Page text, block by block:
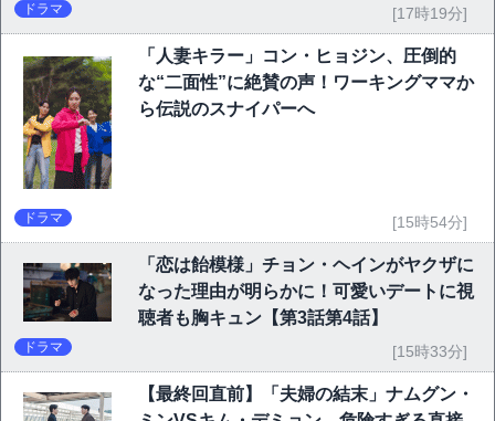
ドラマ [17時19分]
「人妻キラー」コン・ヒョジン、圧倒的
な“二面性”に絶賛の声！ワーキングママか
ら伝説のスナイパーへ
ドラマ [15時54分]
「恋は飴模様」チョン・ヘインがヤクザに
なった理由が明らかに！可愛いデートに視
聴者も胸キュン【第3話第4話】
ドラマ [15時33分]
【最終回直前】「夫婦の結末」ナムグン・